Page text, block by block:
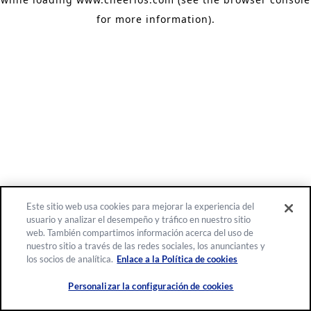
for more information).
Este sitio web usa cookies para mejorar la experiencia del
usuario y analizar el desempeño y tráfico en nuestro sitio
web. También compartimos información acerca del uso de
nuestro sitio a través de las redes sociales, los anunciantes y
los socios de analítica. Enlace a la Política de cookies
Personalizar la configuración de cookies